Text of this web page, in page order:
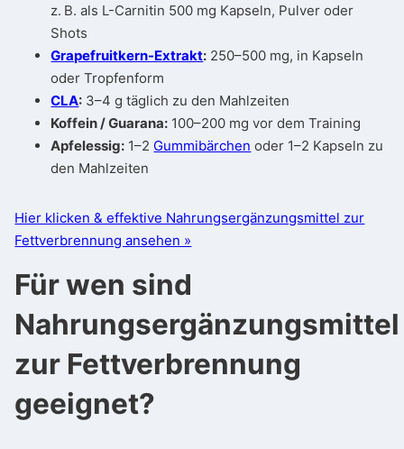
z. B. als L-Carnitin 500 mg Kapseln, Pulver oder
Shots
Grapefruitkern-Extrakt: 250–500 mg, in Kapseln
oder Tropfenform
CLA: 3–4 g täglich zu den Mahlzeiten
Koffein / Guarana: 100–200 mg vor dem Training
Apfelessig: 1–2 Gummibärchen oder 1–2 Kapseln zu
den Mahlzeiten
Hier klicken & effektive Nahrungsergänzungsmittel zur
Fettverbrennung ansehen »
Für wen sind
Nahrungsergänzungsmittel
zur Fettverbrennung
geeignet?